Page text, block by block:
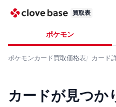
買取表
ポケモン
ポケモンカード買取価格表 カード
カードが見つか